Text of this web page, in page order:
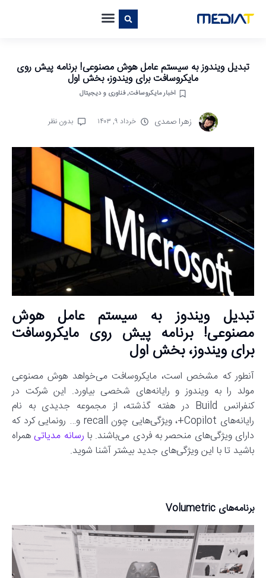
تبدیل ویندوز به سیستم عامل هوش مصنوعی! برنامه پیش روی
مایکروسافت برای ویندوز، بخش اول
اخبار مایکروسافت,فناوری و دیجیتال
زهرا صمدی خرداد ۹, ۱۴۰۳ بدون نظر
تبدیل ویندوز به سیستم عامل هوش
مصنوعی! برنامه پیش روی مایکروسافت
برای ویندوز، بخش اول
آنطور که مشخص است، مایکروسافت می‌خواهد هوش مصنوعی
مولد را به ویندوز و رایانه‌های شخصی بیاورد. این شرکت در
کنفرانس Build در هفته گذشته، از مجموعه جدیدی به نام
رایانه‌های Copilot+، ویژگی‌هایی چون recall و… رونمایی کرد که
دارای ویژگی‌های منحصر به فردی می‌باشند. با رسانه مدیاتی همراه
باشید تا با این ویژگی‌های جدید بیشتر آشنا شوید.
برنامه‌های Volumetric